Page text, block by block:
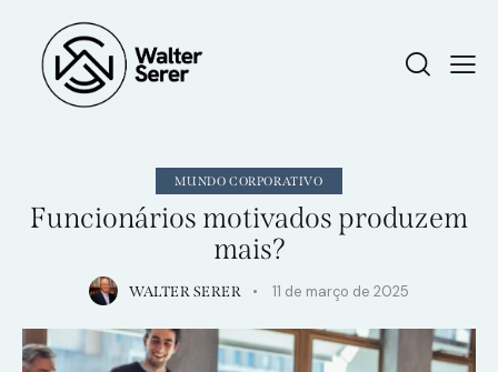
MUNDO CORPORATIVO
Funcionários motivados produzem
mais?
WALTER SERER 11 de março de 2025